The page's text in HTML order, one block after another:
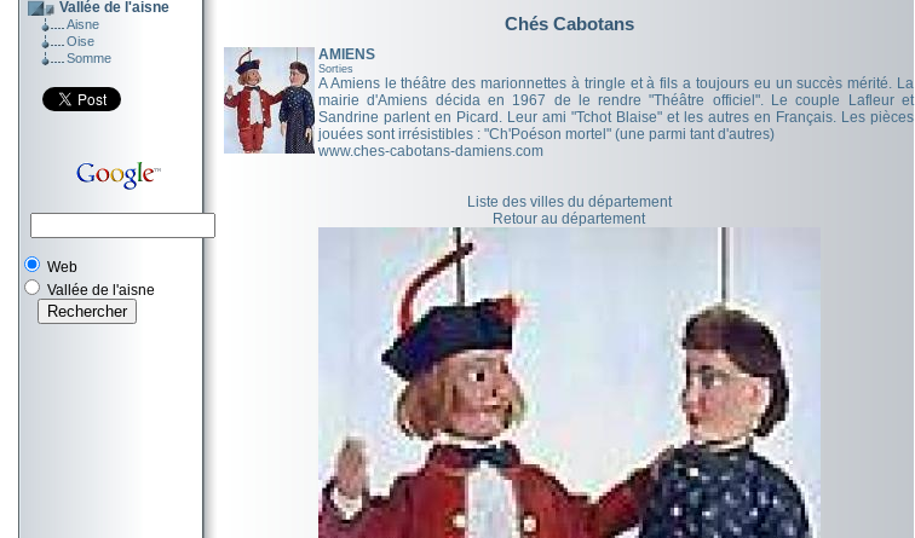
Vallée de l'aisne
Aisne
Oise
Somme
Web
Vallée de l'aisne
Chés Cabotans
AMIENS
Sorties
A Amiens le théâtre des marionnettes à tringle et à fils a toujours eu un succès mérité. La
mairie d'Amiens décida en 1967 de le rendre "Théâtre officiel". Le couple Lafleur et
Sandrine parlent en Picard. Leur ami "Tchot Blaise" et les autres en Français. Les pièces
jouées sont irrésistibles : "Ch'Poéson mortel" (une parmi tant d'autres)
www.ches-cabotans-damiens.com
Liste des villes du département
Retour au département